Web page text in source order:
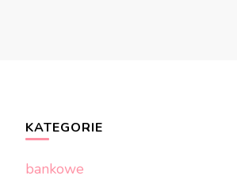
KATEGORIE
bankowe